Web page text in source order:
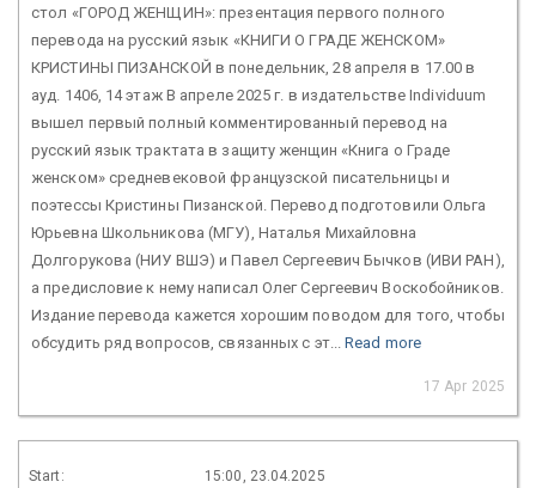
стол «ГОРОД ЖЕНЩИН»: презентация первого полного
перевода на русский язык «КНИГИ О ГРАДЕ ЖЕНСКОМ»
КРИСТИНЫ ПИЗАНСКОЙ в понедельник, 28 апреля в 17.00 в
ауд. 1406, 14 этаж В апреле 2025 г. в издательстве Individuum
вышел первый полный комментированный перевод на
русский язык трактата в защиту женщин «Книга о Граде
женском» средневековой французской писательницы и
поэтессы Кристины Пизанской. Перевод подготовили Ольга
Юрьевна Школьникова (МГУ), Наталья Михайловна
Долгорукова (НИУ ВШЭ) и Павел Сергеевич Бычков (ИВИ РАН),
а предисловие к нему написал Олег Сергеевич Воскобойников.
Издание перевода кажется хорошим поводом для того, чтобы
обсудить ряд вопросов, связанных с эт...Read more
17 Apr 2025
Start: 15:00, 23.04.2025